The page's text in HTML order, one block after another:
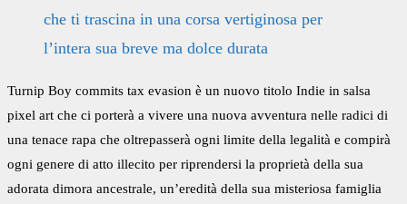
che ti trascina in una corsa vertiginosa per
l’intera sua breve ma dolce durata
Turnip Boy commits tax evasion è un nuovo titolo Indie in salsa
pixel art che ci porterà a vivere una nuova avventura nelle radici di
una tenace rapa che oltrepasserà ogni limite della legalità e compirà
ogni genere di atto illecito per riprendersi la proprietà della sua
adorata dimora ancestrale, un’eredità della sua misteriosa famiglia